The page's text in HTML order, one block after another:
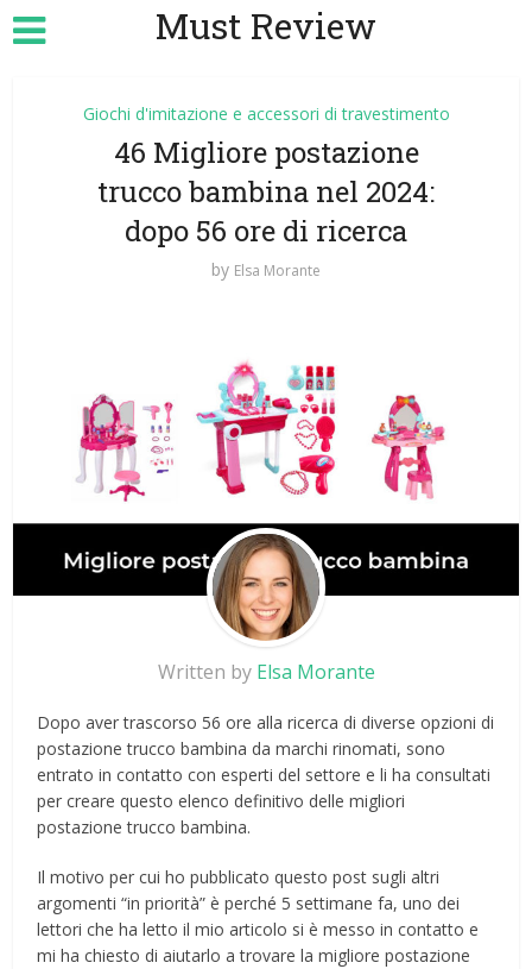
Must Review
Giochi d'imitazione e accessori di travestimento
46 Migliore postazione
trucco bambina nel 2024:
dopo 56 ore di ricerca
by Elsa Morante
Written by Elsa Morante
Dopo aver trascorso 56 ore alla ricerca di diverse opzioni di
postazione trucco bambina da marchi rinomati, sono
entrato in contatto con esperti del settore e li ha consultati
per creare questo elenco definitivo delle migliori
postazione trucco bambina.
Il motivo per cui ho pubblicato questo post sugli altri
argomenti “in priorità” è perché 5 settimane fa, uno dei
lettori che ha letto il mio articolo si è messo in contatto e
mi ha chiesto di aiutarlo a trovare la migliore postazione